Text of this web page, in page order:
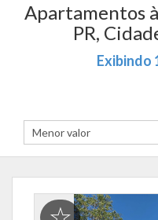
Apartamentos
PR,
Exibindo